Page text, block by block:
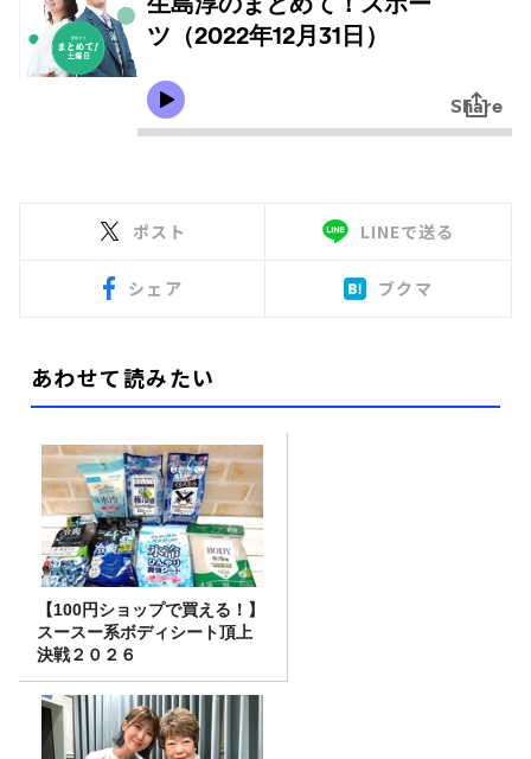
ポスト LINEで送る
シェア ブクマ
あわせて読みたい
【100円ショップで買える！】
スースー系ボディシート頂上
決戦２０２６